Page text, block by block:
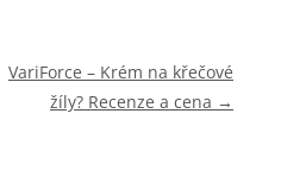
VariForce – Krém na křečové
žíly? Recenze a cena →